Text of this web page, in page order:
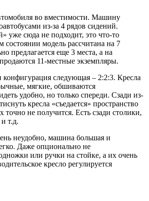
во вместимости. Машину
из-за 4 рядов сидений.
уже сюда не подходит, это что-то
модель рассчитана на 7
предлагается еще 3 места, а на
11-местные экземпляры.
следующая – 2:2:3. Кресла
мягкие, обшиваются
удобно, но только спереди. Сзади из-
кресла «съедается» пространство
точно не получится. Есть сзади столики,
т.д.
неудобно, машина большая и
Даже опционально не
или ручки на стойке, а их очень
кресло регулируется